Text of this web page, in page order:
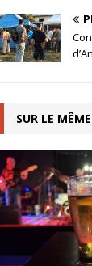
SUR LE